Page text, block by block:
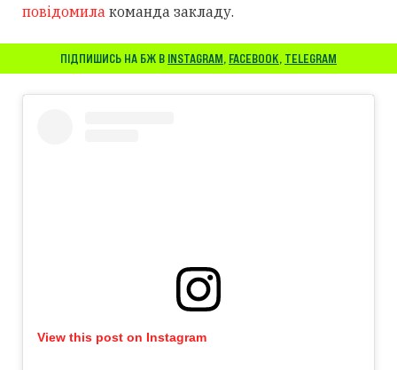
повідомила команда закладу.
ПІДПИШИСЬ НА БЖ В INSTAGRAM, FACEBOOK, TELEGRAM
View this post on Instagram